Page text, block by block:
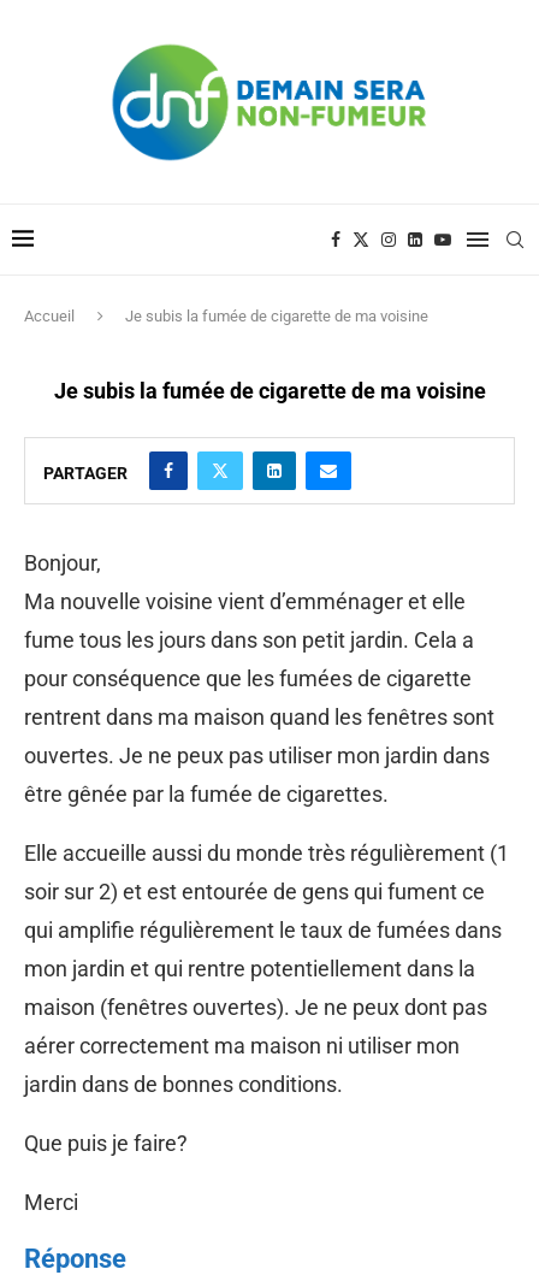
Accueil Je subis la fumée de cigarette de ma voisine
Je subis la fumée de cigarette de ma voisine
PARTAGER
Bonjour,
Ma nouvelle voisine vient d’emménager et elle
fume tous les jours dans son petit jardin. Cela a
pour conséquence que les fumées de cigarette
rentrent dans ma maison quand les fenêtres sont
ouvertes. Je ne peux pas utiliser mon jardin dans
être gênée par la fumée de cigarettes.
Elle accueille aussi du monde très régulièrement (1
soir sur 2) et est entourée de gens qui fument ce
qui amplifie régulièrement le taux de fumées dans
mon jardin et qui rentre potentiellement dans la
maison (fenêtres ouvertes). Je ne peux dont pas
aérer correctement ma maison ni utiliser mon
jardin dans de bonnes conditions.
Que puis je faire?
Merci
Réponse